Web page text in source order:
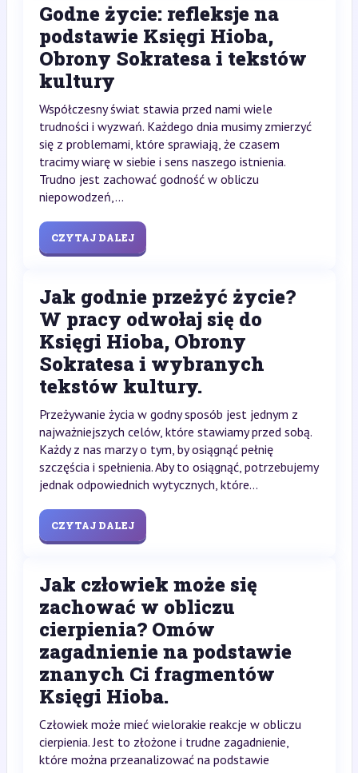
Godne życie: refleksje na
podstawie Księgi Hioba,
Obrony Sokratesa i tekstów
kultury
Współczesny świat stawia przed nami wiele
trudności i wyzwań. Każdego dnia musimy zmierzyć
się z problemami, które sprawiają, że czasem
tracimy wiarę w siebie i sens naszego istnienia.
Trudno jest zachować godność w obliczu
niepowodzeń,...
CZYTAJ DALEJ
Jak godnie przeżyć życie?
W pracy odwołaj się do
Księgi Hioba, Obrony
Sokratesa i wybranych
tekstów kultury.
Przeżywanie życia w godny sposób jest jednym z
najważniejszych celów, które stawiamy przed sobą.
Każdy z nas marzy o tym, by osiągnąć pełnię
szczęścia i spełnienia. Aby to osiągnąć, potrzebujemy
jednak odpowiednich wytycznych, które...
CZYTAJ DALEJ
Jak człowiek może się
zachować w obliczu
cierpienia? Omów
zagadnienie na podstawie
znanych Ci fragmentów
Księgi Hioba.
Człowiek może mieć wielorakie reakcje w obliczu
cierpienia. Jest to złożone i trudne zagadnienie,
które można przeanalizować na podstawie